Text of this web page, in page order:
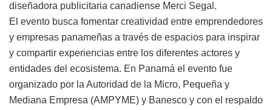
diseñadora publicitaria canadiense Merci Segal.
El evento busca fomentar creatividad entre emprendedores
y empresas panameñas a través de espacios para inspirar
y compartir experiencias entre los diferentes actores y
entidades del ecosistema. En Panamá el evento fue
organizado por la Autoridad de la Micro, Pequeña y
Mediana Empresa (AMPYME) y Banesco y con el respaldo